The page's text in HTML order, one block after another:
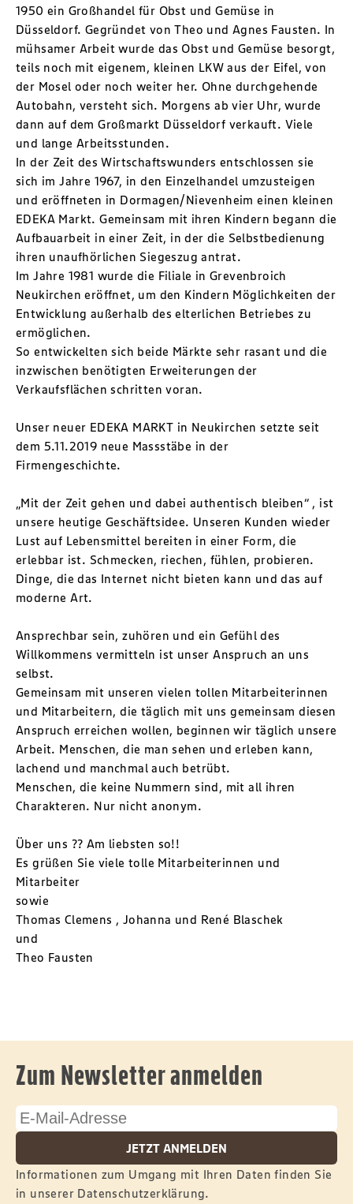
1950 ein Großhandel für Obst und Gemüse in
Düsseldorf. Gegründet von Theo und Agnes Fausten. In
mühsamer Arbeit wurde das Obst und Gemüse besorgt,
teils noch mit eigenem, kleinen LKW aus der Eifel, von
der Mosel oder noch weiter her. Ohne durchgehende
Autobahn, versteht sich. Morgens ab vier Uhr, wurde
dann auf dem Großmarkt Düsseldorf verkauft. Viele
und lange Arbeitsstunden.
In der Zeit des Wirtschaftswunders entschlossen sie
sich im Jahre 1967, in den Einzelhandel umzusteigen
und eröffneten in Dormagen/Nievenheim einen kleinen
EDEKA Markt. Gemeinsam mit ihren Kindern begann die
Aufbauarbeit in einer Zeit, in der die Selbstbedienung
ihren unaufhörlichen Siegeszug antrat.
Im Jahre 1981 wurde die Filiale in Grevenbroich
Neukirchen eröffnet, um den Kindern Möglichkeiten der
Entwicklung außerhalb des elterlichen Betriebes zu
ermöglichen.
So entwickelten sich beide Märkte sehr rasant und die
inzwischen benötigten Erweiterungen der
Verkaufsflächen schritten voran.
Unser neuer EDEKA MARKT in Neukirchen setzte seit
dem 5.11.2019 neue Massstäbe in der
Firmengeschichte.
„Mit der Zeit gehen und dabei authentisch bleiben“ , ist
unsere heutige Geschäftsidee. Unseren Kunden wieder
Lust auf Lebensmittel bereiten in einer Form, die
erlebbar ist. Schmecken, riechen, fühlen, probieren.
Dinge, die das Internet nicht bieten kann und das auf
moderne Art.
Ansprechbar sein, zuhören und ein Gefühl des
Willkommens vermitteln ist unser Anspruch an uns
selbst.
Gemeinsam mit unseren vielen tollen Mitarbeiterinnen
und Mitarbeitern, die täglich mit uns gemeinsam diesen
Anspruch erreichen wollen, beginnen wir täglich unsere
Arbeit. Menschen, die man sehen und erleben kann,
lachend und manchmal auch betrübt.
Menschen, die keine Nummern sind, mit all ihren
Charakteren. Nur nicht anonym.
Über uns ?? Am liebsten so!!
Es grüßen Sie viele tolle Mitarbeiterinnen und
Mitarbeiter
sowie
Thomas Clemens , Johanna und René Blaschek
und
Theo Fausten
Zum Newsletter anmelden
JETZT ANMELDEN
Informationen zum Umgang mit Ihren Daten finden Sie
in unserer Datenschutzerklärung.